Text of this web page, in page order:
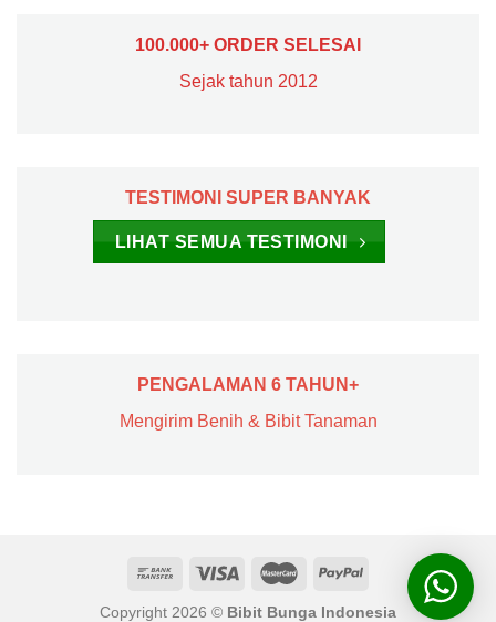
100.000+ ORDER SELESAI
Sejak tahun 2012
TESTIMONI SUPER BANYAK
LIHAT SEMUA TESTIMONI
PENGALAMAN 6 TAHUN+
Mengirim Benih & Bibit Tanaman
Copyright 2026 © Bibit Bunga Indonesia